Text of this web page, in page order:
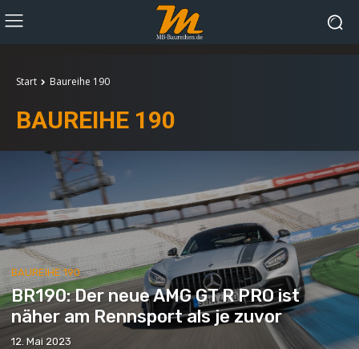
Start Baureihe 190
BAUREIHE 190
BAUREIHE 190
BR190: Der neue AMG GT R PRO ist
näher am Rennsport als je zuvor
12. Mai 2023